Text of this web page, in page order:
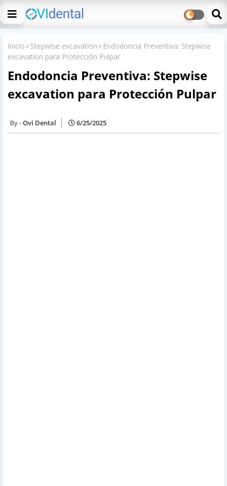
Inicio Stepwise excavation
Endodoncia Preventiva: Stepwise
excavation para Protección Pulpar
Endodoncia Preventiva: Stepwise
excavation para Protección Pulpar
Ovi Dental 6/25/2025